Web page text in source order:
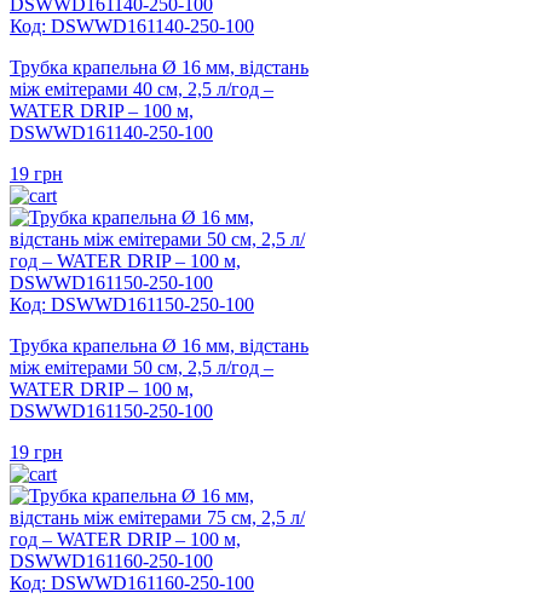
Код: DSWWD161140-250-100
Трубка крапельна Ø 16 мм, відстань
між емітерами 40 см, 2,5 л/год –
WATER DRIP – 100 м,
DSWWD161140-250-100
19 грн
Код: DSWWD161150-250-100
Трубка крапельна Ø 16 мм, відстань
між емітерами 50 см, 2,5 л/год –
WATER DRIP – 100 м,
DSWWD161150-250-100
19 грн
Код: DSWWD161160-250-100